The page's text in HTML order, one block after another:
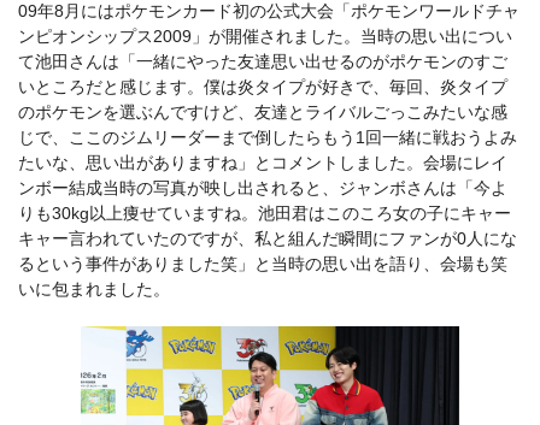
09年8月にはポケモンカード初の公式大会「ポケモンワールドチャ
ンピオンシップス2009」が開催されました。当時の思い出につい
て池田さんは「一緒にやった友達思い出せるのがポケモンのすご
いところだと感じます。僕は炎タイプが好きで、毎回、炎タイプ
のポケモンを選ぶんですけど、友達とライバルごっこみたいな感
じで、ここのジムリーダーまで倒したらもう1回一緒に戦おうよみ
たいな、思い出がありますね」とコメントしました。会場にレイ
ンボー結成当時の写真が映し出されると、ジャンボさんは「今よ
りも30kg以上痩せていますね。池田君はこのころ女の子にキャー
キャー言われていたのですが、私と組んだ瞬間にファンが0人にな
るという事件がありました笑」と当時の思い出を語り、会場も笑
いに包まれました。